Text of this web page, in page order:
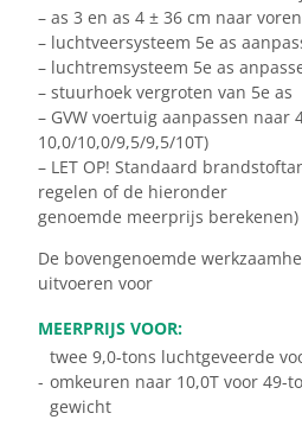
– as 3 en as 4 ± 36 cm naar
– luchtveersysteem 5e as
– luchtremsysteem 5e as
– stuurhoek vergroten van 5e as
– GVW voertuig aanpassen naar
10,0/10,0/9,5/9,5/10T)
– LET OP! Standaard
regelen of de hieronder
genoemde meerprijs berekenen)
De bovengenoemde
uitvoeren voor
MEERPRIJS VOOR:
-
twee 9,0-tons luchtgeveerde
omkeuren naar 10,0T voor 49-
gewicht